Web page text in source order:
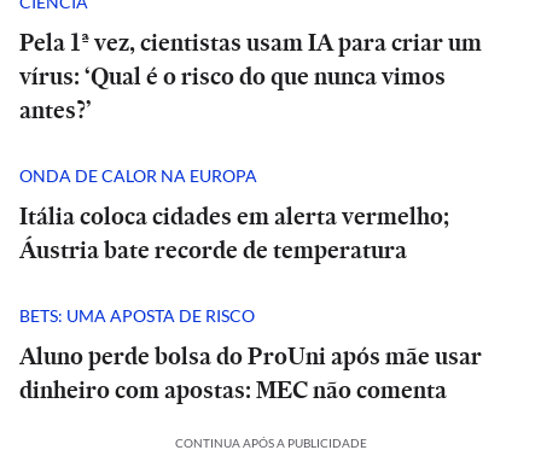
Pela 1ª vez, cientistas usam IA para criar um
vírus: ‘Qual é o risco do que nunca vimos
antes?’
ONDA DE CALOR NA EUROPA
Itália coloca cidades em alerta vermelho;
Áustria bate recorde de temperatura
BETS: UMA APOSTA DE RISCO
Aluno perde bolsa do ProUni após mãe usar
dinheiro com apostas: MEC não comenta
CONTINUA APÓS A PUBLICIDADE